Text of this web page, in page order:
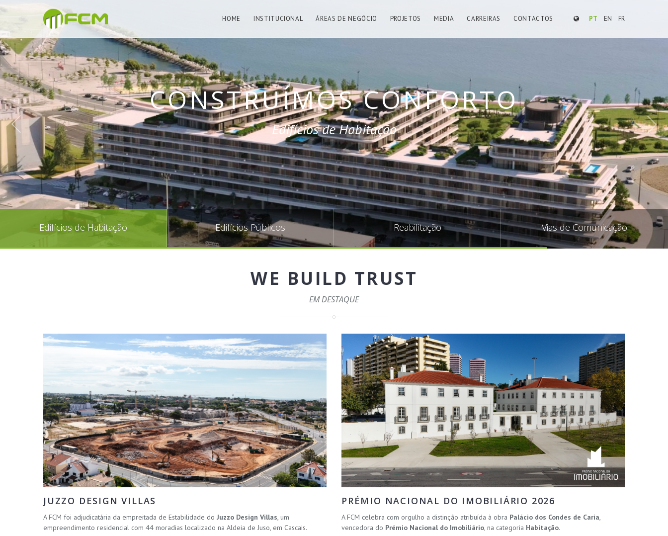
PT EN FR
HOME INSTITUCIONAL ÁREAS DE NEGÓCIO PROJETOS MEDIA CARREIRAS CONTACTOS
CONSTRUÍMOS OBRAS MARCANTES
Edifícios de Habitação Edifícios Públicos Reabilitação Vias de Comunicação
WE BUILD TRUST
EM DESTAQUE
JUZZO DESIGN VILLAS
A FCM foi adjudicatária da empreitada de Estabilidade do Juzzo Design Villas, um
empreendimento residencial com 44 moradias localizado na Aldeia de Juso, em Cascais.
PRÉMIO NACIONAL DO IMOBILIÁRIO 2026
A FCM celebra com orgulho a distinção atribuída à obra Palácio dos Condes de Caria,
vencedora do Prémio Nacional do Imobiliário, na categoria Habitação.